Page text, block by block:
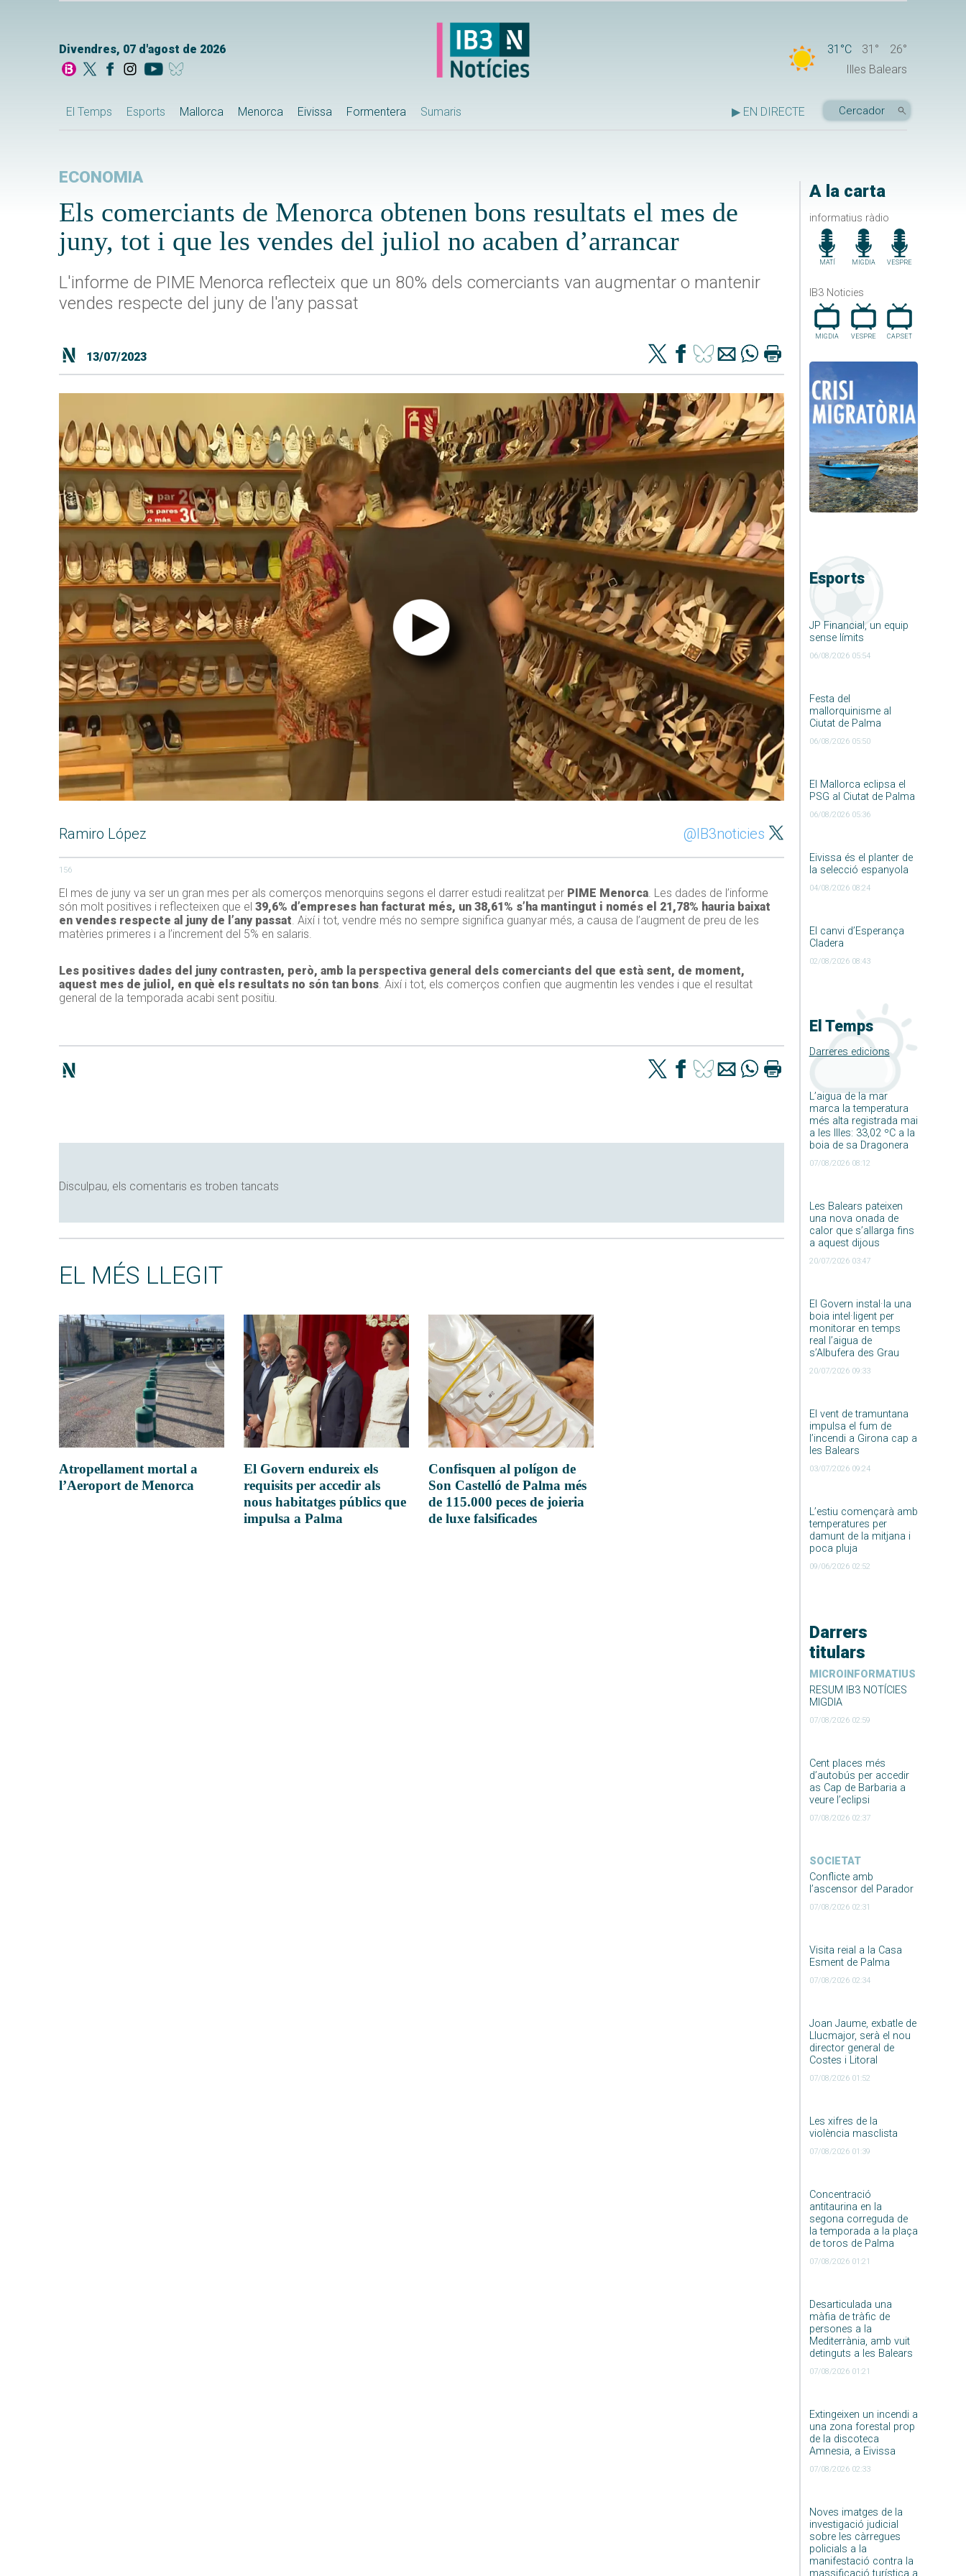
Divendres, 07 d'agost de 2026 31°C 31°
26°
Illes Balears
El Temps Esports Mallorca Menorca Eivissa Formentera Sumaris ▶ EN DIRECTE
A la carta
informatius ràdio
MATÍ MIGDIA VESPRE
IB3 Noticies
MIGDIA VESPRE CAP.SET
Esports
JP Financial, un equip
sense límits
06/08/2026 05:54
Festa del
mallorquinisme al
Ciutat de Palma
06/08/2026 05:50
El Mallorca eclipsa el
PSG al Ciutat de Palma
06/08/2026 05:36
Eivissa és el planter de
la selecció espanyola
04/08/2026 08:24
El canvi d’Esperança
Cladera
02/08/2026 08:43
El Temps
Darreres edicions
L’aigua de la mar
marca la temperatura
més alta registrada mai
a les Illes: 33,02 ºC a la
boia de sa Dragonera
07/08/2026 08:12
Les Balears pateixen
una nova onada de
calor que s’allarga fins
a aquest dijous
20/07/2026 03:47
El Govern instal·la una
boia intel·ligent per
monitorar en temps
real l’aigua de
s’Albufera des Grau
20/07/2026 09:33
El vent de tramuntana
impulsa el fum de
l’incendi a Girona cap a
les Balears
03/07/2026 09:24
L’estiu començarà amb
temperatures per
damunt de la mitjana i
poca pluja
09/06/2026 02:52
Darrers
titulars
MICROINFORMATIUS
RESUM IB3 NOTÍCIES
MIGDIA
07/08/2026 02:59
Cent places més
d’autobús per accedir
as Cap de Barbaria a
veure l’eclipsi
07/08/2026 02:37
SOCIETAT
Conflicte amb
l’ascensor del Parador
07/08/2026 02:31
Visita reial a la Casa
Esment de Palma
07/08/2026 02:34
Joan Jaume, exbatle de
Llucmajor, serà el nou
director general de
Costes i Litoral
07/08/2026 01:52
Les xifres de la
violència masclista
07/08/2026 01:39
Concentració
antitaurina en la
segona correguda de
la temporada a la plaça
de toros de Palma
07/08/2026 01:21
Desarticulada una
màfia de tràfic de
persones a la
Mediterrània, amb vuit
detinguts a les Balears
07/08/2026 01:21
Extingeixen un incendi a
una zona forestal prop
de la discoteca
Amnesia, a Eivissa
07/08/2026 02:33
Noves imatges de la
investigació judicial
sobre les càrregues
policials a la
manifestació contra la
massificació turística a
ECONOMIA
Els comerciants de Menorca obtenen bons resultats el mes de
juny, tot i que les vendes del juliol no acaben d’arrancar
L'informe de PIME Menorca reflecteix que un 80% dels comerciants van augmentar o mantenir
vendes respecte del juny de l'any passat
13/07/2023
Ramiro López @IB3noticies
156
El mes de juny va ser un gran mes per als comerços menorquins segons el darrer estudi realitzat per PIME Menorca. Les dades de l’informe
són molt positives i reflecteixen que el 39,6% d’empreses han facturat més, un 38,61% s’ha mantingut i només el 21,78% hauria baixat
en vendes respecte al juny de l’any passat. Així i tot, vendre més no sempre significa guanyar més, a causa de l’augment de preu de les
matèries primeres i a l’increment del 5% en salaris.
Les positives dades del juny contrasten, però, amb la perspectiva general dels comerciants del que està sent, de moment,
aquest mes de juliol, en què els resultats no són tan bons. Així i tot, els comerços confien que augmentin les vendes i que el resultat
general de la temporada acabi sent positiu.
Disculpau, els comentaris es troben tancats
EL MÉS LLEGIT
Atropellament mortal a
l’Aeroport de Menorca
El Govern endureix els
requisits per accedir als
nous habitatges públics que
impulsa a Palma
Confisquen al polígon de
Son Castelló de Palma més
de 115.000 peces de joieria
de luxe falsificades